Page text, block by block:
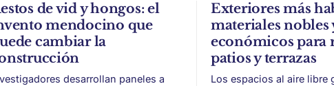
de vid y hongos: el
mendocino que
cambiar la
desarrollan paneles a
Exteriores más
materiales nobles
económicos para
patios y terrazas
Los espacios al aire libre